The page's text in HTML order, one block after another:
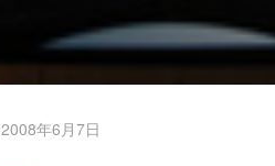
2008年6月7日